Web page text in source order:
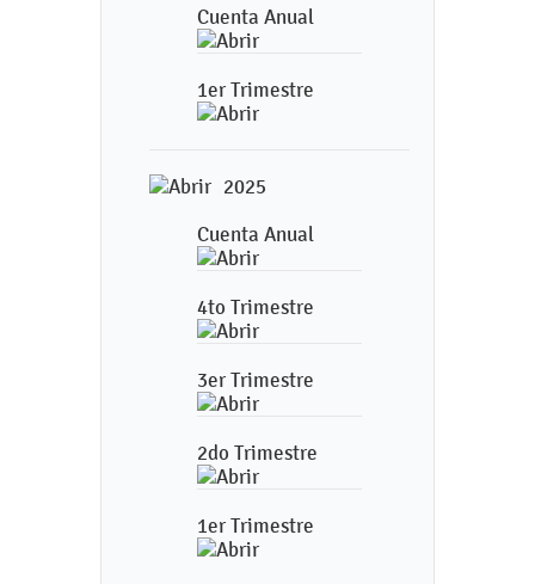
Cuenta Anual
1er Trimestre
2025
Cuenta Anual
4to Trimestre
3er Trimestre
2do Trimestre
1er Trimestre